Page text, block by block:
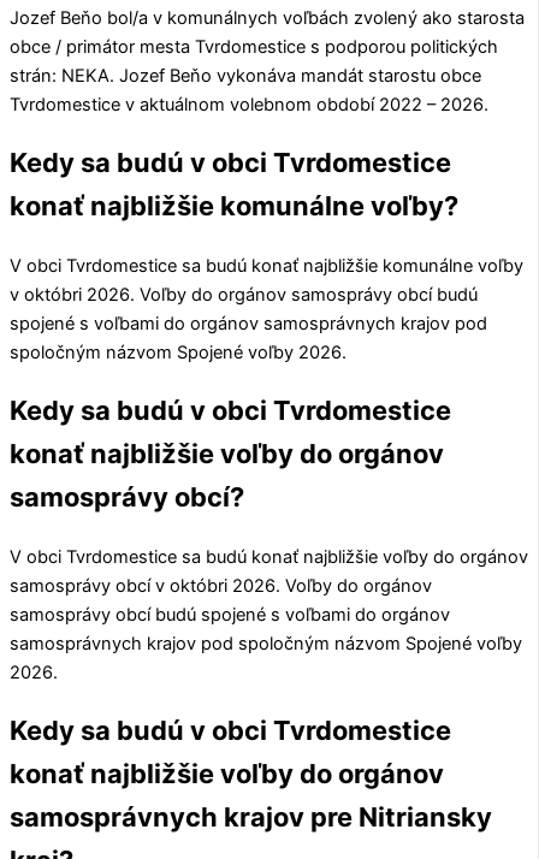
Jozef Beňo bol/a v komunálnych voľbách zvolený ako starosta
obce / primátor mesta Tvrdomestice s podporou politických
strán: NEKA. Jozef Beňo vykonáva mandát starostu obce
Tvrdomestice v aktuálnom volebnom období 2022 – 2026.
Kedy sa budú v obci Tvrdomestice
konať najbližšie komunálne voľby?
V obci Tvrdomestice sa budú konať najbližšie komunálne voľby
v októbri 2026. Voľby do orgánov samosprávy obcí budú
spojené s voľbami do orgánov samosprávnych krajov pod
spoločným názvom Spojené voľby 2026.
Kedy sa budú v obci Tvrdomestice
konať najbližšie voľby do orgánov
samosprávy obcí?
V obci Tvrdomestice sa budú konať najbližšie voľby do orgánov
samosprávy obcí v októbri 2026. Voľby do orgánov
samosprávy obcí budú spojené s voľbami do orgánov
samosprávnych krajov pod spoločným názvom Spojené voľby
2026.
Kedy sa budú v obci Tvrdomestice
konať najbližšie voľby do orgánov
samosprávnych krajov pre Nitriansky